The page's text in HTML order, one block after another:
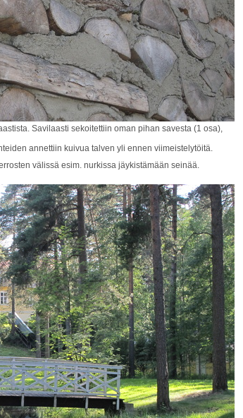
Savilaasti sekoitettiin oman pihan savesta (1 osa),
annettiin kuivua talven yli ennen viimeistelytöitä.
välissä esim. nurkissa jäykistämään seinää.